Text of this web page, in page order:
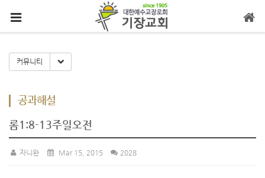
커뮤니티 Toggle Dropdown
공과해설
롬1:8-13주일오전
자니완 Mar 15, 2015 2028